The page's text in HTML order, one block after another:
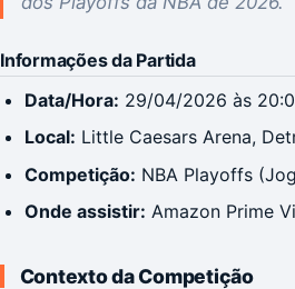
Informações da Partida
Data/Hora: 29/04/2026 às
Local: Little Caesars Arena,
Competição: NBA Playoffs
Onde assistir: Amazon Prime
Contexto da Competição